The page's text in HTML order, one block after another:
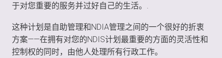
于对您重要的服务并过好自己的生活。.
这种计划是自助管理和NDIA管理之间的一个很好的折衷
方案——在拥有对您的NDIS计划最重要的方面的灵活性和
控制权的同时，由他人处理所有行政工作。